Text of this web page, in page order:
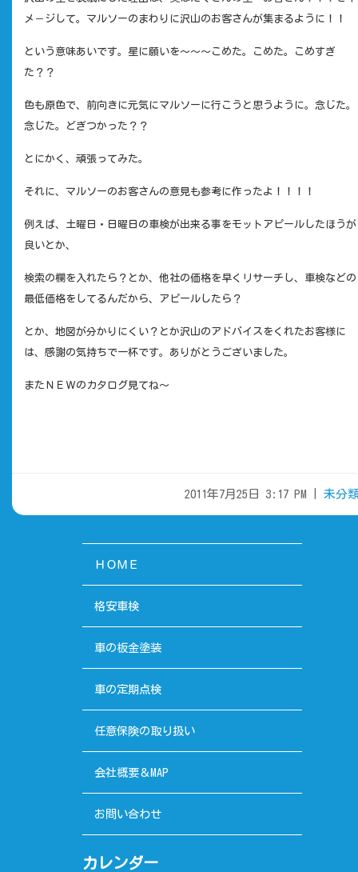
メ－ジして。マルソーのまわりに沢山のお客さんが集まるように！！
という意味あいです。星に願いを～～～こめた。こめた。こめすぎ
た？？
色も原色で、前向きに元気にマルソーに行こうと思うように。念じた。
念じた。どぎつかった？？
とにかく、頑張ってみた。
それに、マルソーのお客さんの意見も参考に作ったよ！！！！
例えば、土曜日・日曜日の車検が出来る事をモットアピールしたほうが
良いとか、
検索の欄を入れたら？とか、他社の価格を早くリサーチし、車検などの
最低価格をしてるんだから、アピールしたら？
とか、地図が分かりにくい？とか沢山のアドバイスをくれたお客様に
は、感謝の気持ちで一杯です。ありがとうございました。
またＮＥＷのカタログ見てね～
2011年7月25日 3:17 PM | 未分
ＨＯＭＥ
格安車検
車の板金塗装
車の定期点検
任意保険の取り扱い
会社概要＆MAP
お問い合わせ
カレンダー